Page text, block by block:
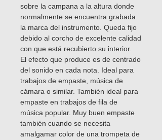
sobre la campana a la altura donde
normalmente se encuentra grabada
la marca del instrumento. Queda fijo
debido al corcho de excelente calidad
con que está recubierto su interior.
El efecto que produce es de centrado
del sonido en cada nota. Ideal para
trabajos de empaste, música de
cámara o similar. También ideal para
empaste en trabajos de fila de
música popular. Muy buen empaste
también cuando se necesita
amalgamar color de una trompeta de